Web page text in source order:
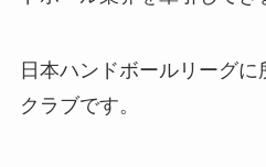
日本ハンドボールリーグ
クラブです。